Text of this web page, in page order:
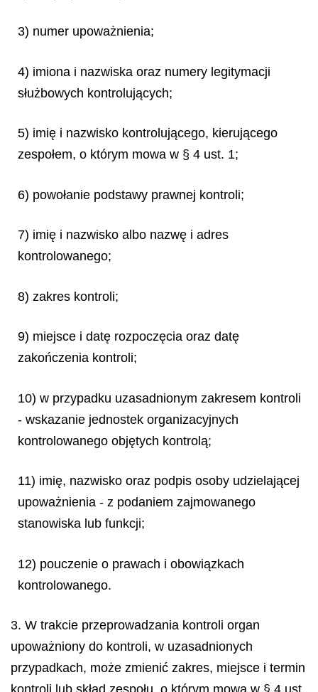
3) numer upoważnienia;
4) imiona i nazwiska oraz numery legitymacji
służbowych kontrolujących;
5) imię i nazwisko kontrolującego, kierującego
zespołem, o którym mowa w § 4 ust. 1;
6) powołanie podstawy prawnej kontroli;
7) imię i nazwisko albo nazwę i adres
kontrolowanego;
8) zakres kontroli;
9) miejsce i datę rozpoczęcia oraz datę
zakończenia kontroli;
10) w przypadku uzasadnionym zakresem kontroli
- wskazanie jednostek organizacyjnych
kontrolowanego objętych kontrolą;
11) imię, nazwisko oraz podpis osoby udzielającej
upoważnienia - z podaniem zajmowanego
stanowiska lub funkcji;
12) pouczenie o prawach i obowiązkach
kontrolowanego.
3. W trakcie przeprowadzania kontroli organ
upoważniony do kontroli, w uzasadnionych
przypadkach, może zmienić zakres, miejsce i termin
kontroli lub skład zespołu, o którym mowa w § 4 ust.